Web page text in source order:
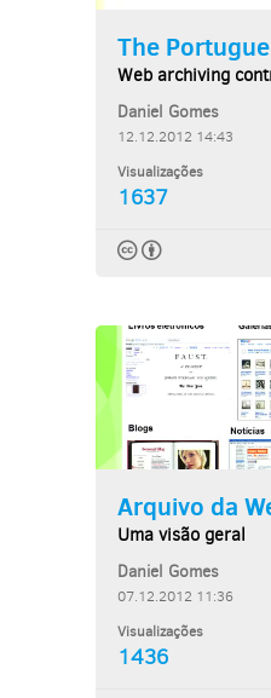
Daniel Gomes
12.12.2012 14:43
Visualizações
1637
Uma visão geral
Daniel Gomes
07.12.2012 11:36
Visualizações
1436